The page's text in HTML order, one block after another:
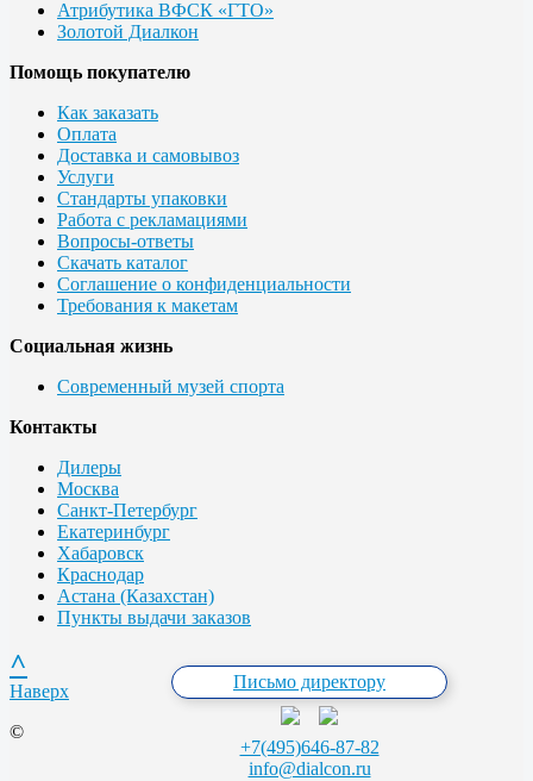
Атрибутика ВФСК «ГТО»
Золотой Диалкон
Помощь покупателю
Как заказать
Оплата
Доставка и самовывоз
Услуги
Стандарты упаковки
Работа с рекламациями
Вопросы-ответы
Скачать каталог
Соглашение о конфиденциальности
Требования к макетам
Социальная жизнь
Современный музей спорта
Контакты
Дилеры
Москва
Санкт-Петербург
Екатеринбург
Хабаровск
Краснодар
Астана (Казахстан)
Пункты выдачи заказов
Письмо директору
+7(495)646-87-82
info@dialcon.ru
^
Наверх
©